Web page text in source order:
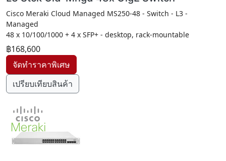
Cisco Meraki Cloud Managed MS250-48 - Switch - L3 -
Managed
48 x 10/100/1000 + 4 x SFP+ - desktop, rack-mountable
฿168,600
เปรียบเทียบสินค้า